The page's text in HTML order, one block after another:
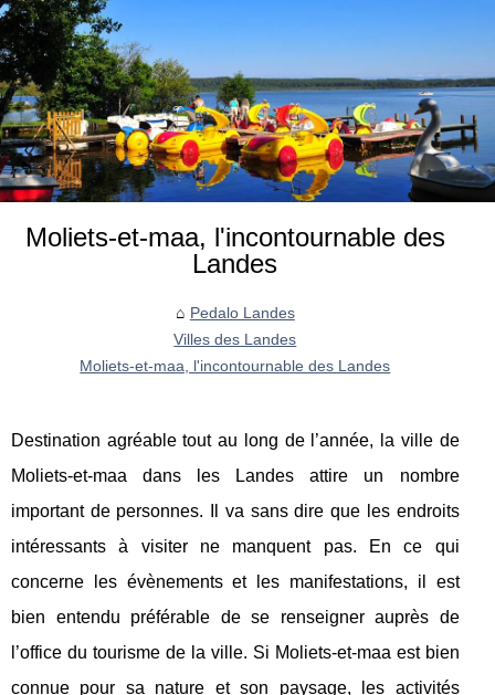
Moliets-et-maa, l'incontournable des
Landes
Pedalo Landes
Villes des Landes
Moliets-et-maa, l'incontournable des Landes
Destination agréable tout au long de l’année, la ville de
Moliets-et-maa dans les Landes attire un nombre
important de personnes. Il va sans dire que les endroits
intéressants à visiter ne manquent pas. En ce qui
concerne les évènements et les manifestations, il est
bien entendu préférable de se renseigner auprès de
l’office du tourisme de la ville. Si Moliets-et-maa est bien
connue pour sa nature et son paysage, les activités